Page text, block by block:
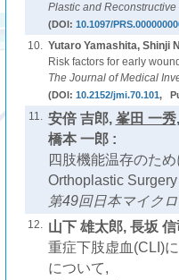
Plastic and Reconstructive
(DOI: 10.1097/
10. Yutaro Yamashita, Shinji
Risk factors for early
The Journal of Medical
(DOI: 10.2152/jmi.70.101,
11. 安倍 吉郎, 峯田 一秀
橋本 一郎 :
四肢機能温存のた
Orthoplastic
第49回日本マイク
12. 山下 雄太郎, 長坂 信
重症下肢虚血(CLI)
について,